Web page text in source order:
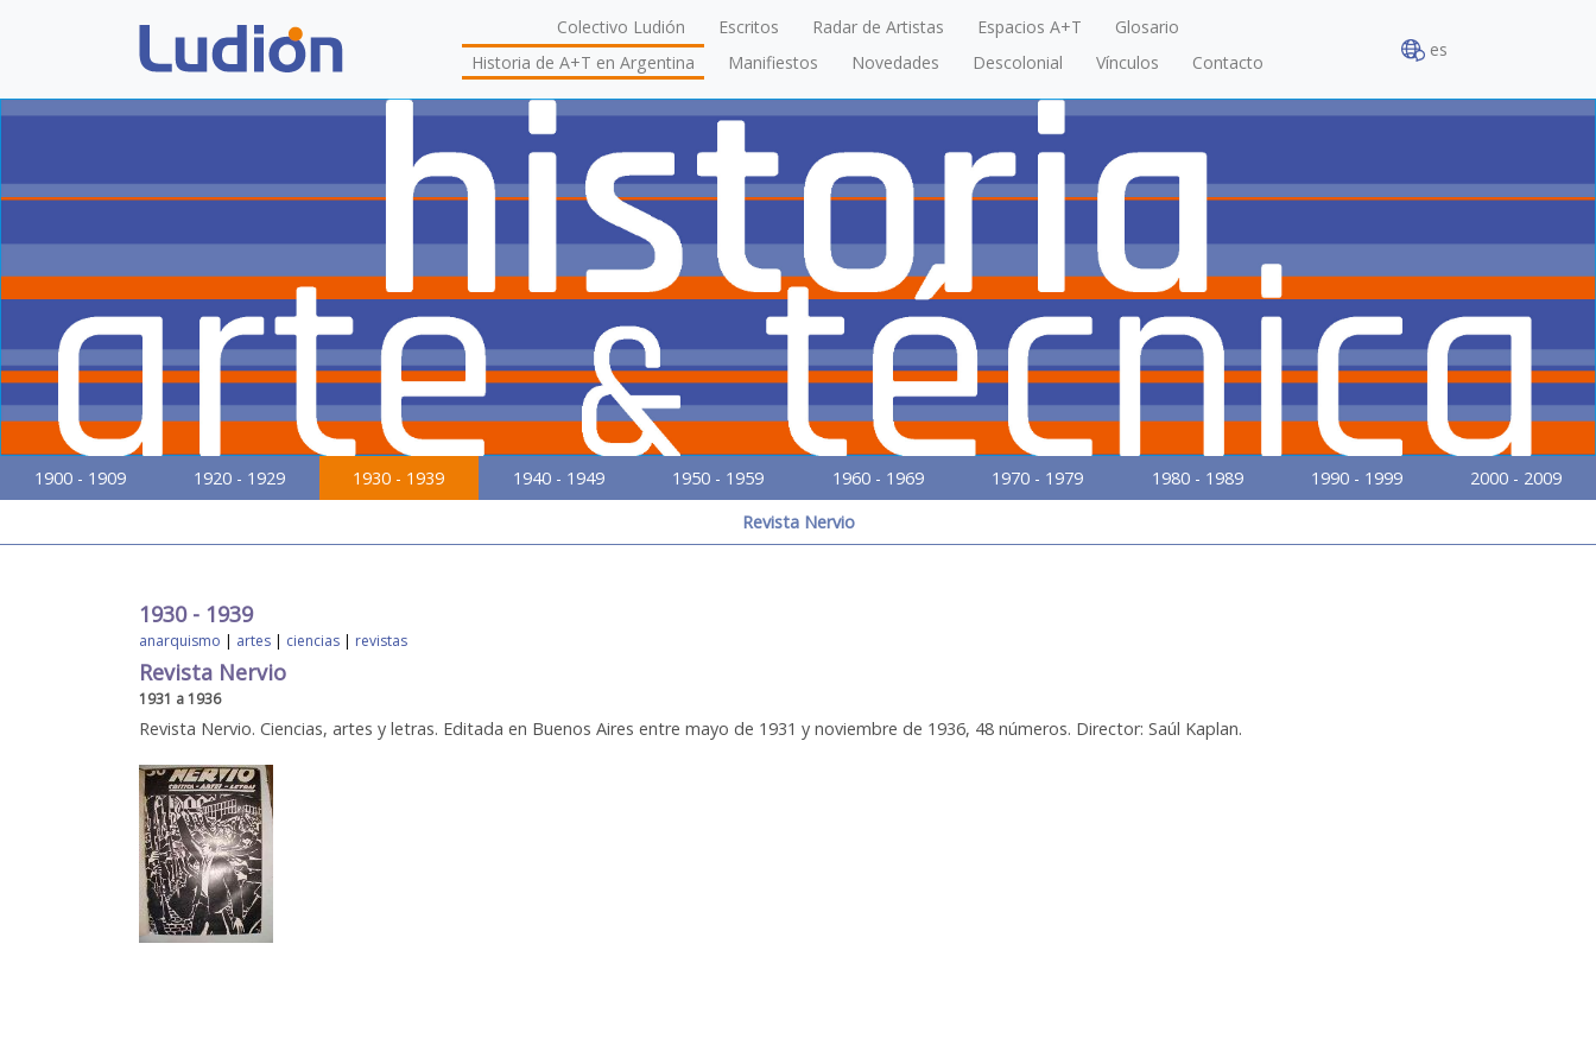
Colectivo Ludión Escritos Radar de Artistas Espacios A+T
Glosario
Historia de A+T en Argentina
Manifiestos Novedades Descolonial Vínculos Contacto
es
1900 - 1909 1920 - 1929 1930 - 1939 1940 - 1949 1950 - 1959 1960 - 1969 1970 - 1979 1980 - 1989 1990 - 1999
2000 - 2009
Revista Nervio
1930 - 1939
anarquismo | artes | ciencias | revistas
Revista Nervio
1931 a 1936
Revista Nervio. Ciencias, artes y letras. Editada en Buenos Aires entre mayo de 1931 y noviembre de 1936, 48 números. Director: Saúl Kaplan.